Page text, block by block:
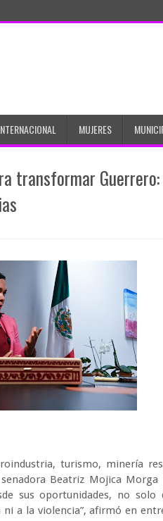
MUJERES
transformar
turismo, minería
Beatriz Mojica
sus oportunidades, no solo
a la violencia”, afirmó en